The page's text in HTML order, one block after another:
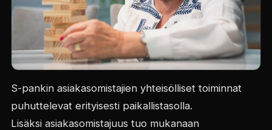
S-pankin asiakasomistajien yhteisölliset toiminnat
puhuttelevat erityisesti paikallistasolla.
Lisäksi asiakasomistajuus tuo mukanaan